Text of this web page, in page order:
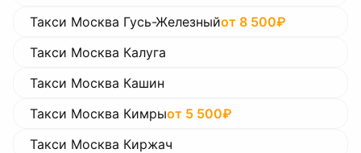
Такси Москва Гусь-Железныйот 8 500₽
Такси Москва Калуга
Такси Москва Кашин
Такси Москва Кимрыот 5 500₽
Такси Москва Киржач